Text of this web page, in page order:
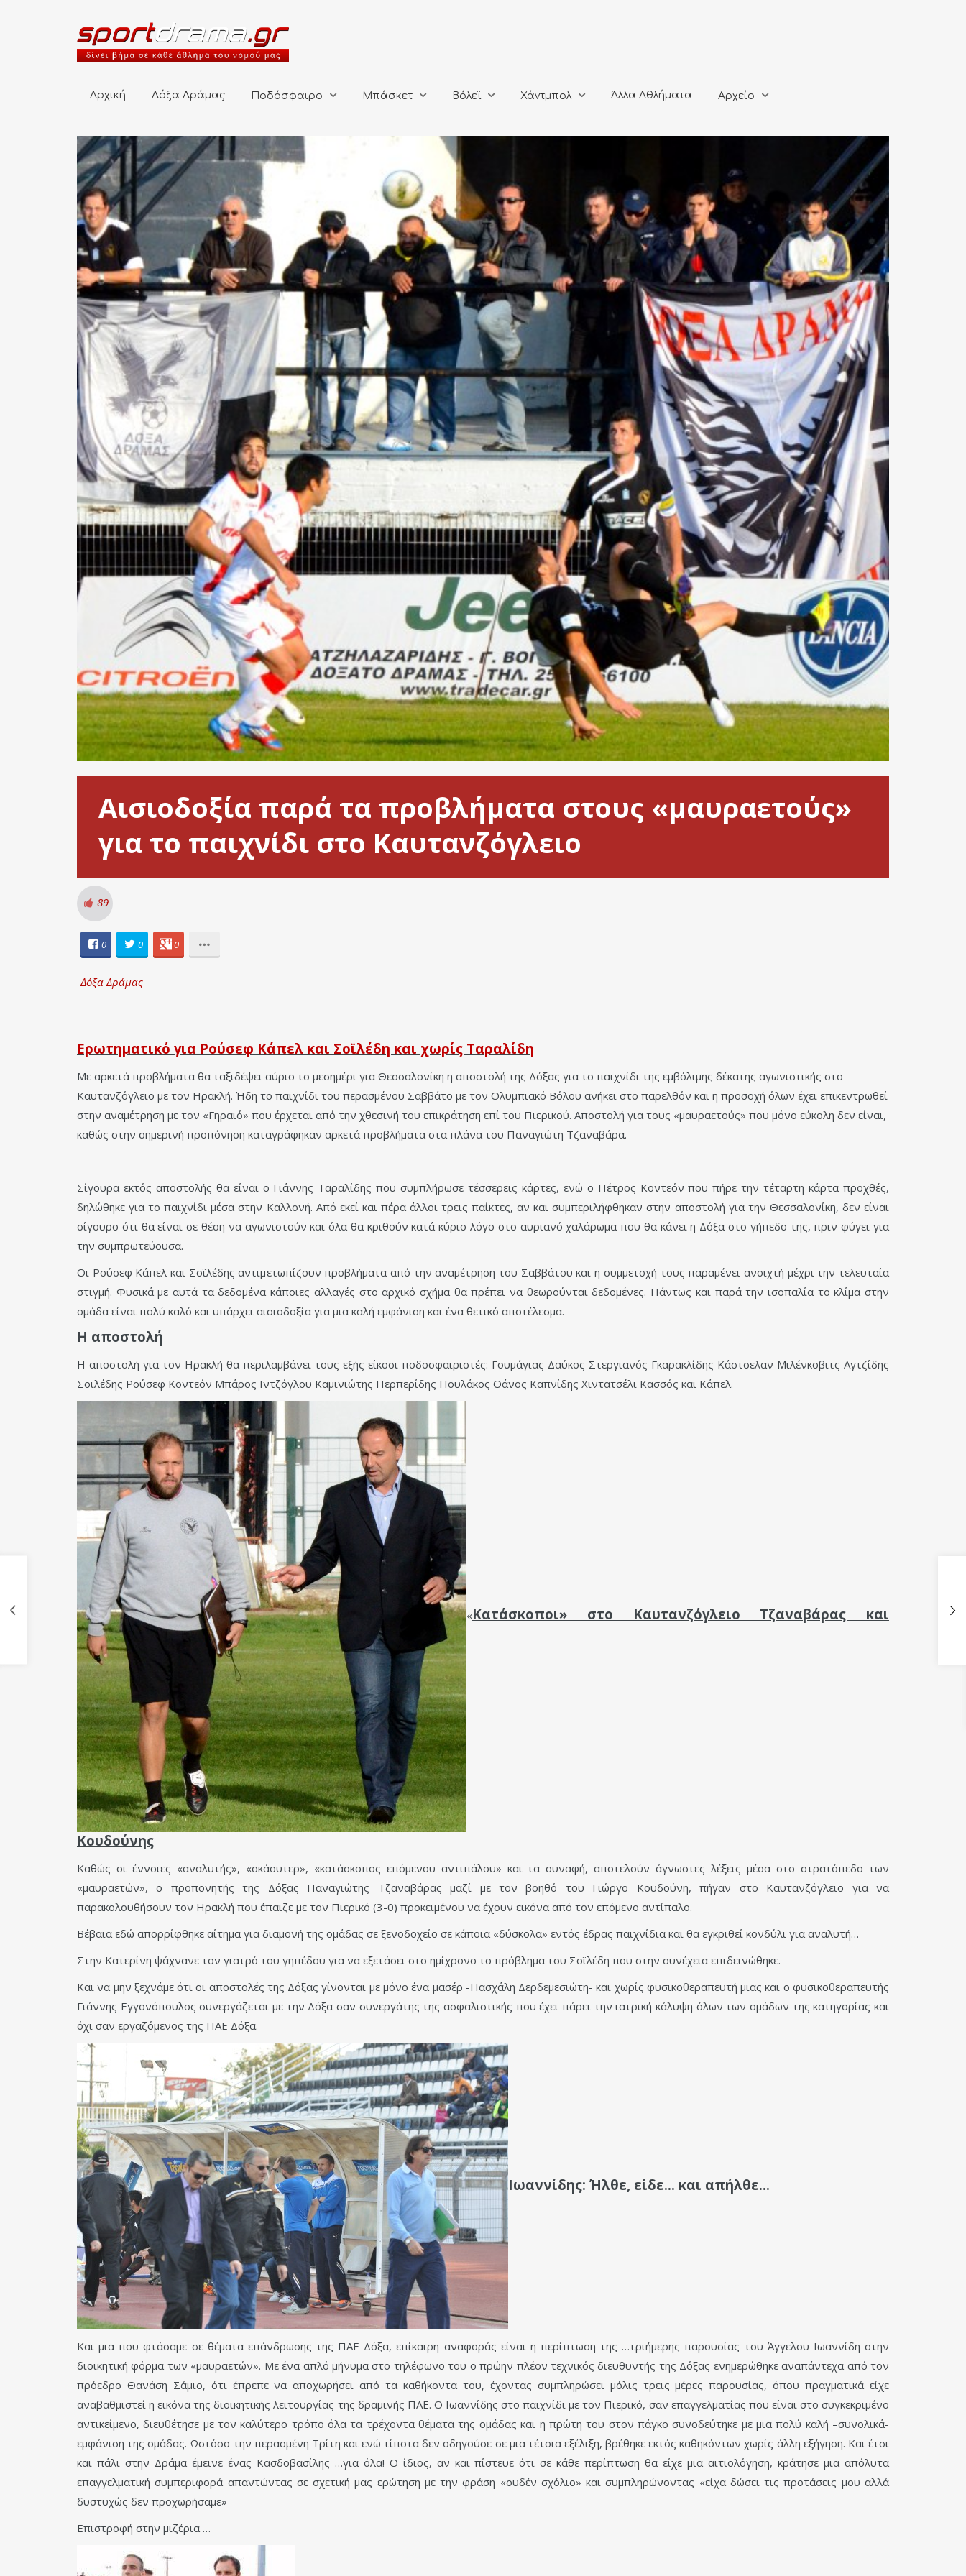
Αρχική Δόξα Δράμας Ποδόσφαιρο Μπάσκετ Βόλεϊ Χάντμπολ Άλλα Αθλήματα Αρχείο
Αισιοδοξία παρά τα προβλήματα στους «μαυραετούς»
για το παιχνίδι στο Καυτανζόγλειο
89
0 0 0
Δόξα Δράμας
Ερωτηματικό για Ρούσεφ Κάπελ και Σοϊλέδη και χωρίς Ταραλίδη
Με αρκετά προβλήματα θα ταξιδέψει αύριο το μεσημέρι για Θεσσαλονίκη η αποστολή της Δόξας για το παιχνίδι της εμβόλιμης δέκατης αγωνιστικής στο
Καυτανζόγλειο με τον Ηρακλή. Ήδη το παιχνίδι του περασμένου Σαββάτο με τον Ολυμπιακό Βόλου ανήκει στο παρελθόν και η προσοχή όλων έχει επικεντρωθεί
στην αναμέτρηση με τον «Γηραιό» που έρχεται από την χθεσινή του επικράτηση επί του Πιερικού. Αποστολή για τους «μαυραετούς» που μόνο εύκολη δεν είναι,
καθώς στην σημερινή προπόνηση καταγράφηκαν αρκετά προβλήματα στα πλάνα του Παναγιώτη Τζαναβάρα.
Σίγουρα εκτός αποστολής θα είναι ο Γιάννης Ταραλίδης που συμπλήρωσε τέσσερεις κάρτες, ενώ ο Πέτρος Κοντεόν που πήρε την τέταρτη κάρτα προχθές,
δηλώθηκε για το παιχνίδι μέσα στην Καλλονή. Από εκεί και πέρα άλλοι τρεις παίκτες, αν και συμπεριλήφθηκαν στην αποστολή για την Θεσσαλονίκη, δεν είναι
σίγουρο ότι θα είναι σε θέση να αγωνιστούν και όλα θα κριθούν κατά κύριο λόγο στο αυριανό χαλάρωμα που θα κάνει η Δόξα στο γήπεδο της, πριν φύγει για
την συμπρωτεύουσα.
Οι Ρούσεφ Κάπελ και Σοϊλέδης αντιμετωπίζουν προβλήματα από την αναμέτρηση του Σαββάτου και η συμμετοχή τους παραμένει ανοιχτή μέχρι την τελευταία
στιγμή. Φυσικά με αυτά τα δεδομένα κάποιες αλλαγές στο αρχικό σχήμα θα πρέπει να θεωρούνται δεδομένες. Πάντως και παρά την ισοπαλία το κλίμα στην
ομάδα είναι πολύ καλό και υπάρχει αισιοδοξία για μια καλή εμφάνιση και ένα θετικό αποτέλεσμα.
Η αποστολή
Η αποστολή για τον Ηρακλή θα περιλαμβάνει τους εξής είκοσι ποδοσφαιριστές: Γουμάγιας Δαύκος Στεργιανός Γκαρακλίδης Κάστσελαν Μιλένκοβιτς Αγτζίδης
Σοϊλέδης Ρούσεφ Κοντεόν Μπάρος Ιντζόγλου Καμινιώτης Περπερίδης Πουλάκος Θάνος Καπνίδης Χιντατσέλι Κασσός και Κάπελ.
«Κατάσκοποι» στο Καυτανζόγλειο Τζαναβάρας και
Κουδούνης
Καθώς οι έννοιες «αναλυτής», «σκάουτερ», «κατάσκοπος επόμενου αντιπάλου» και τα συναφή, αποτελούν άγνωστες λέξεις μέσα στο στρατόπεδο των
«μαυραετών», ο προπονητής της Δόξας Παναγιώτης Τζαναβάρας μαζί με τον βοηθό του Γιώργο Κουδούνη, πήγαν στο Καυτανζόγλειο για να
παρακολουθήσουν τον Ηρακλή που έπαιζε με τον Πιερικό (3-0) προκειμένου να έχουν εικόνα από τον επόμενο αντίπαλο.
Βέβαια εδώ απορρίφθηκε αίτημα για διαμονή της ομάδας σε ξενοδοχείο σε κάποια «δύσκολα» εντός έδρας παιχνίδια και θα εγκριθεί κονδύλι για αναλυτή…
Στην Κατερίνη ψάχνανε τον γιατρό του γηπέδου για να εξετάσει στο ημίχρονο το πρόβλημα του Σοϊλέδη που στην συνέχεια επιδεινώθηκε.
Και να μην ξεχνάμε ότι οι αποστολές της Δόξας γίνονται με μόνο ένα μασέρ -Πασχάλη Δερδεμεσιώτη- και χωρίς φυσικοθεραπευτή μιας και ο φυσικοθεραπευτής
Γιάννης Εγγονόπουλος συνεργάζεται με την Δόξα σαν συνεργάτης της ασφαλιστικής που έχει πάρει την ιατρική κάλυψη όλων των ομάδων της κατηγορίας και
όχι σαν εργαζόμενος της ΠΑΕ Δόξα.
Ιωαννίδης: Ήλθε, είδε… και απήλθε…
Και μια που φτάσαμε σε θέματα επάνδρωσης της ΠΑΕ Δόξα, επίκαιρη αναφοράς είναι η περίπτωση της …τριήμερης παρουσίας του Άγγελου Ιωαννίδη στην
διοικητική φόρμα των «μαυραετών». Με ένα απλό μήνυμα στο τηλέφωνο του ο πρώην πλέον τεχνικός διευθυντής της Δόξας ενημερώθηκε αναπάντεχα από τον
πρόεδρο Θανάση Σάμιο, ότι έπρεπε να αποχωρήσει από τα καθήκοντα του, έχοντας συμπληρώσει μόλις τρεις μέρες παρουσίας, όπου πραγματικά είχε
αναβαθμιστεί η εικόνα της διοικητικής λειτουργίας της δραμινής ΠΑΕ. Ο Ιωαννίδης στο παιχνίδι με τον Πιερικό, σαν επαγγελματίας που είναι στο συγκεκριμένο
αντικείμενο, διευθέτησε με τον καλύτερο τρόπο όλα τα τρέχοντα θέματα της ομάδας και η πρώτη του στον πάγκο συνοδεύτηκε με μια πολύ καλή –συνολικά-
εμφάνιση της ομάδας. Ωστόσο την περασμένη Τρίτη και ενώ τίποτα δεν οδηγούσε σε μια τέτοια εξέλιξη, βρέθηκε εκτός καθηκόντων χωρίς άλλη εξήγηση. Και έτσι
και πάλι στην Δράμα έμεινε ένας Κασδοβασίλης …για όλα! Ο ίδιος, αν και πίστευε ότι σε κάθε περίπτωση θα είχε μια αιτιολόγηση, κράτησε μια απόλυτα
επαγγελματική συμπεριφορά απαντώντας σε σχετική μας ερώτηση με την φράση «ουδέν σχόλιο» και συμπληρώνοντας «είχα δώσει τις προτάσεις μου αλλά
δυστυχώς δεν προχωρήσαμε»
Επιστροφή στην μιζέρια …